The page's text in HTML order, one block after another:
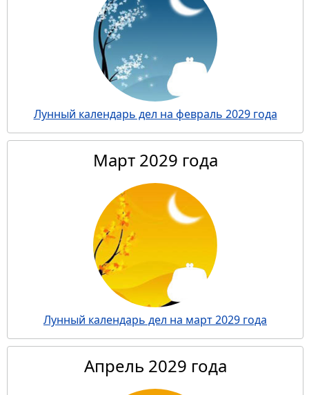
Лунный календарь дел на февраль 2029 года
Март 2029 года
Лунный календарь дел на март 2029 года
Апрель 2029 года